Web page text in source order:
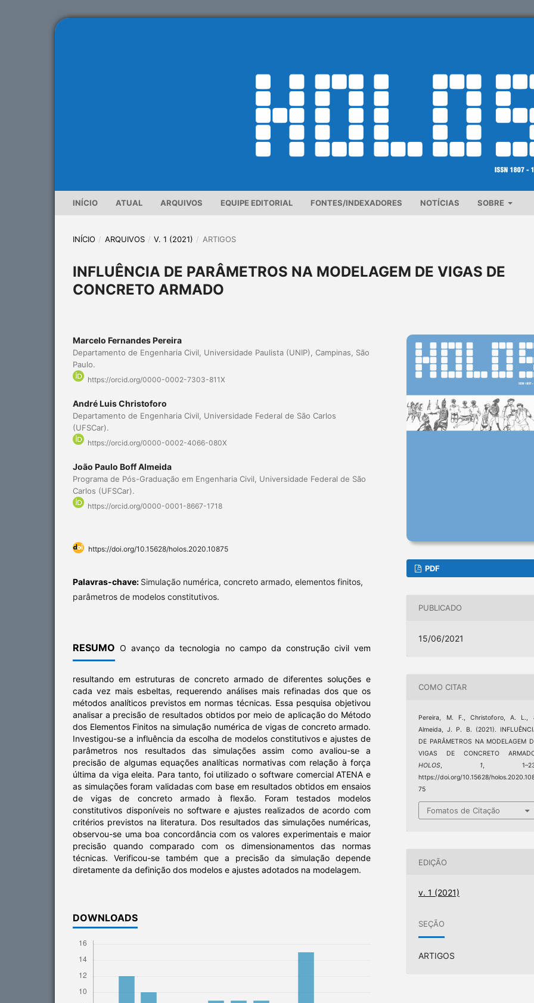
INÍCIO ATUAL ARQUIVOS EQUIPE EDITORIAL FONTES/INDEXADORES NOTÍCIAS SOBRE
INÍCIO / ARQUIVOS / V. 1 (2021) / ARTIGOS
INFLUÊNCIA DE PARÂMETROS NA MODELAGEM DE VIGAS DE
CONCRETO ARMADO
Marcelo Fernandes Pereira
Departamento de Engenharia Civil, Universidade Paulista (UNIP), Campinas, São
Paulo.
https://orcid.org/0000-0002-7303-811X
André Luis Christoforo
Departamento de Engenharia Civil, Universidade Federal de São Carlos
(UFSCar).
https://orcid.org/0000-0002-4066-080X
João Paulo Boff Almeida
Programa de Pós-Graduação em Engenharia Civil, Universidade Federal de São
Carlos (UFSCar).
https://orcid.org/0000-0001-8667-1718
https://doi.org/10.15628/holos.2020.10875
Palavras-chave: Simulação numérica, concreto armado, elementos finitos,
parâmetros de modelos constitutivos.
RESUMO O avanço da tecnologia no campo da construção civil vem
resultando em estruturas de concreto armado de diferentes soluções e
cada vez mais esbeltas, requerendo análises mais refinadas dos que os
métodos analíticos previstos em normas técnicas. Essa pesquisa objetivou
analisar a precisão de resultados obtidos por meio de aplicação do Método
dos Elementos Finitos na simulação numérica de vigas de concreto armado.
Investigou-se a influência da escolha de modelos constitutivos e ajustes de
parâmetros nos resultados das simulações assim como avaliou-se a
precisão de algumas equações analíticas normativas com relação à força
última da viga eleita. Para tanto, foi utilizado o software comercial ATENA e
as simulações foram validadas com base em resultados obtidos em ensaios
de vigas de concreto armado à flexão. Foram testados modelos
constitutivos disponíveis no software e ajustes realizados de acordo com
critérios previstos na literatura. Dos resultados das simulações numéricas,
observou-se uma boa concordância com os valores experimentais e maior
precisão quando comparado com os dimensionamentos das normas
técnicas. Verificou-se também que a precisão da simulação depende
diretamente da definição dos modelos e ajustes adotados na modelagem.
DOWNLOADS
PDF
PUBLICADO
15/06/2021
COMO CITAR
Pereira, M. F., Christoforo, A. L.,
Almeida, J. P. B. (2021).
DE PARÂMETROS NA MODELAGEM
VIGAS DE CONCRETO
HOLOS
1 ,
https://doi.org/10.15628/
75
Fomatos de Citação
EDIÇÃO
v. 1 (2021)
SEÇÃO
ARTIGOS